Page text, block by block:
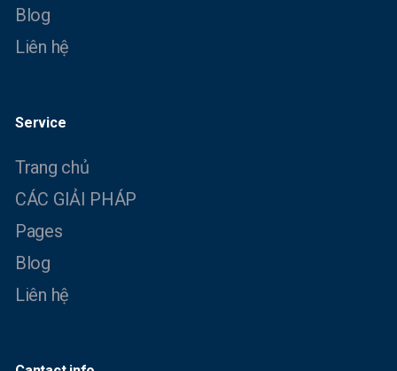
Blog
Liên hệ
Service
Trang chủ
CÁC GIẢI PHÁP
Pages
Blog
Liên hệ